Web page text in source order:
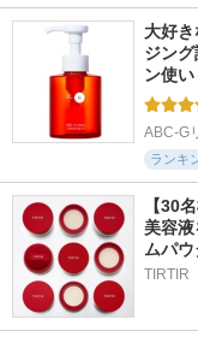
大好
ジン
ン使
ABC-G
ランキ
【30
美容液
ムパウ
TIRTIR